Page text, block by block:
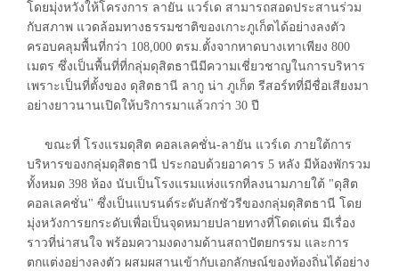
โดยมุ่งหวังให้โครงการ ลายัน แวร์เด สามารถสอดประสานร่วม
กับสภาพ แวดล้อมทางธรรมชาติของเกาะภูเก็ตได้อย่างลงตัว
ครอบคลุมพื้นที่กว่า 108,000 ตรม.ตั้งจากหาดบางเทาเพียง 800
เมตร ซึ่งเป็นพื้นที่ที่กลุ่มดุสิตธานีมีความเชี่ยวชาญในการบริหาร
เพราะเป็นที่ตั้งของ ดุสิตธานี ลากู น่า ภูเก็ต รีสอร์ทที่มีชื่อเสียงมา
อย่างยาวนานเปิดให้บริการมาแล้วกว่า 30 ปี
ขณะที่ โรงแรมดุสิต คอลเลคชั่น-ลายัน แวร์เด ภายใต้การ
บริหารของกลุ่มดุสิตธานี ประกอบด้วยอาคาร 5 หลัง มีห้องพักรวม
ทั้งหมด 398 ห้อง นับเป็นโรงแรมแห่งแรกที่ลงนามภายใต้ "ดุสิต
คอลเลคชั่น" ซึ่งเป็นแบรนด์ระดับลักชัวรีของกลุ่มดุสิตธานี โดย
มุ่งหวังการยกระดับเพื่อเป็นจุดหมายปลายทางที่โดดเด่น มีเรื่อง
ราวที่น่าสนใจ พร้อมความงดงามด้านสถาปัตยกรรม และการ
ตกแต่งอย่างลงตัว ผสมผสานเข้ากับเอกลักษณ์ของท้องถิ่นได้อย่าง